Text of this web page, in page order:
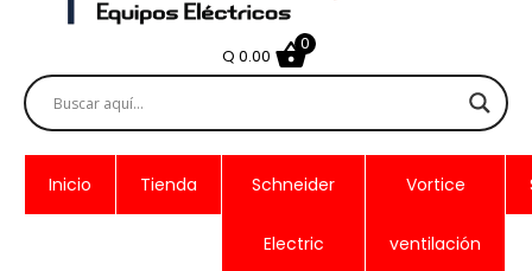
Q 0.00
0
Inicio Tienda Schneider
Electric
Vortice
ventilación